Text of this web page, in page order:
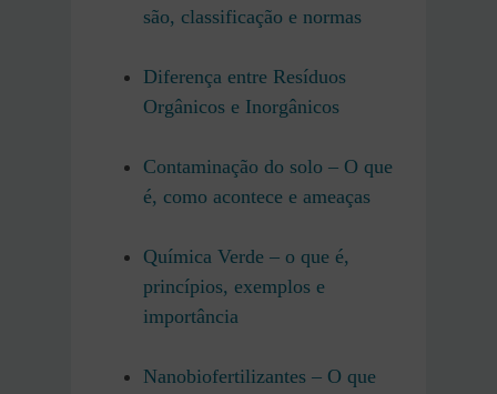
são, classificação e normas
Diferença entre Resíduos
Orgânicos e Inorgânicos
Contaminação do solo – O que
é, como acontece e ameaças
Química Verde – o que é,
princípios, exemplos e
importância
Nanobiofertilizantes – O que